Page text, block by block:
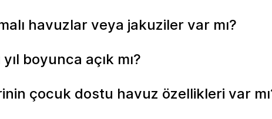
havuzlar veya jakuziler var mı?
boyunca açık mı?
çocuk dostu havuz özellikleri var